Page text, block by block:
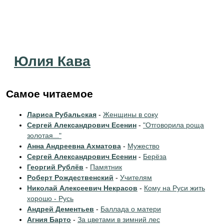
Юлия Кава
Самое читаемое
Лариса Рубальская - Женщины в соку
Сергей Александрович Есенин - "Отговорила роща
золотая..."
Анна Андреевна Ахматова - Мужество
Сергей Александрович Есенин - Берёза
Георгий Рублёв - Памятник
Роберт Рождественский - Учителям
Николай Алексеевич Некрасов - Кому на Руси жить
хорошо - Русь
Андрей Дементьев - Баллада о матери
Агния Барто - За цветами в зимний лес